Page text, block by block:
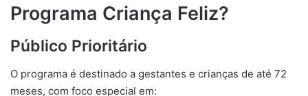
Programa Criança Feliz?
Público Prioritário
O programa é destinado a gestantes e crianças de até 72
meses, com foco especial em: